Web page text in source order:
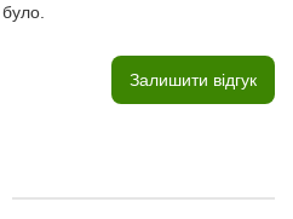
Залишити відгук